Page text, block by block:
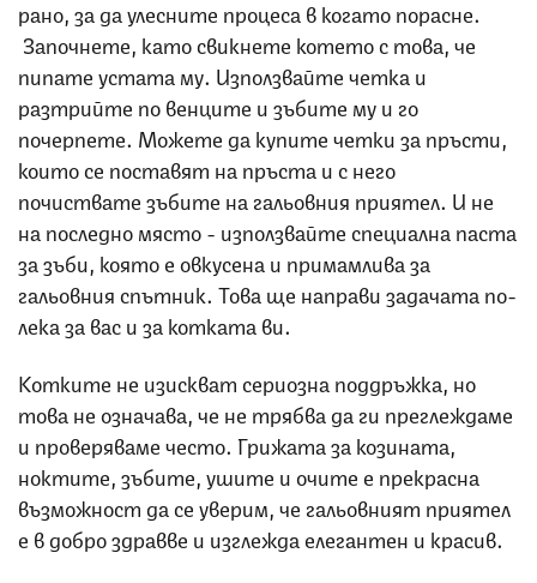
рано, за да улесните процеса в когато порасне.
Започнете, като свикнете котето с това, че
пипате устата му. Използвайте четка и
разтрийте по венците и зъбите му и го
почерпете. Можете да купите четки за пръсти,
които се поставят на пръста и с него
почиствате зъбите на гальовния приятел. И не
на последно място - използвайте специална паста
за зъби, която е овкусена и примамлива за
гальовния спътник. Това ще направи задачата по-
лека за вас и за котката ви.
Котките не изискват сериозна поддръжка, но
това не означава, че не трябва да ги преглеждаме
и проверяваме често. Грижата за козината,
ноктите, зъбите, ушите и очите е прекрасна
възможност да се уверим, че гальовният приятел
е в добро здравве и изглежда елегантен и красив.